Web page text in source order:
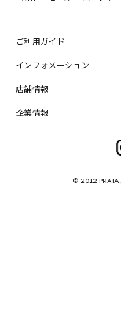
ご利用ガイド
インフォメーション
店舗情報
企業情報
© 2012